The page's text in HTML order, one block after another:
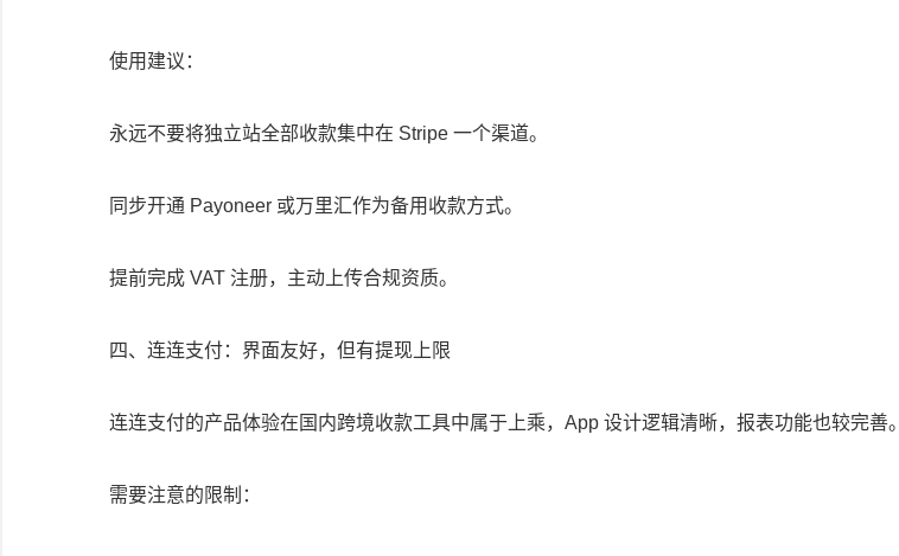
使用建议：
永远不要将独立站全部收款集中在 Stripe 一个渠道。
同步开通 Payoneer 或万里汇作为备用收款方式。
提前完成 VAT 注册，主动上传合规资质。
四、连连支付：界面友好，但有提现上限
连连支付的产品体验在国内跨境收款工具中属于上乘，App 设计逻辑清晰，报表功能也较完善。
需要注意的限制：